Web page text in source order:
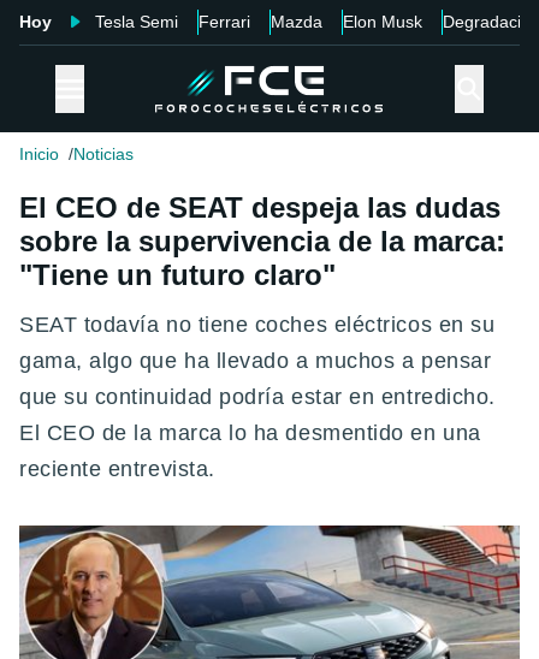
Hoy Tesla Semi Ferrari Mazda Elon Musk Degradación
Inicio Noticias
El CEO de SEAT despeja las dudas
sobre la supervivencia de la marca:
"Tiene un futuro claro"
SEAT todavía no tiene coches eléctricos en su
gama, algo que ha llevado a muchos a pensar
que su continuidad podría estar en entredicho.
El CEO de la marca lo ha desmentido en una
reciente entrevista.